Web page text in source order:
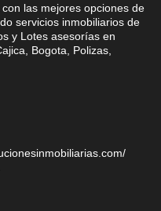
las mejores opciones de
servicios inmobiliarios de
y Lotes asesorías en
Bogota, Polizas,